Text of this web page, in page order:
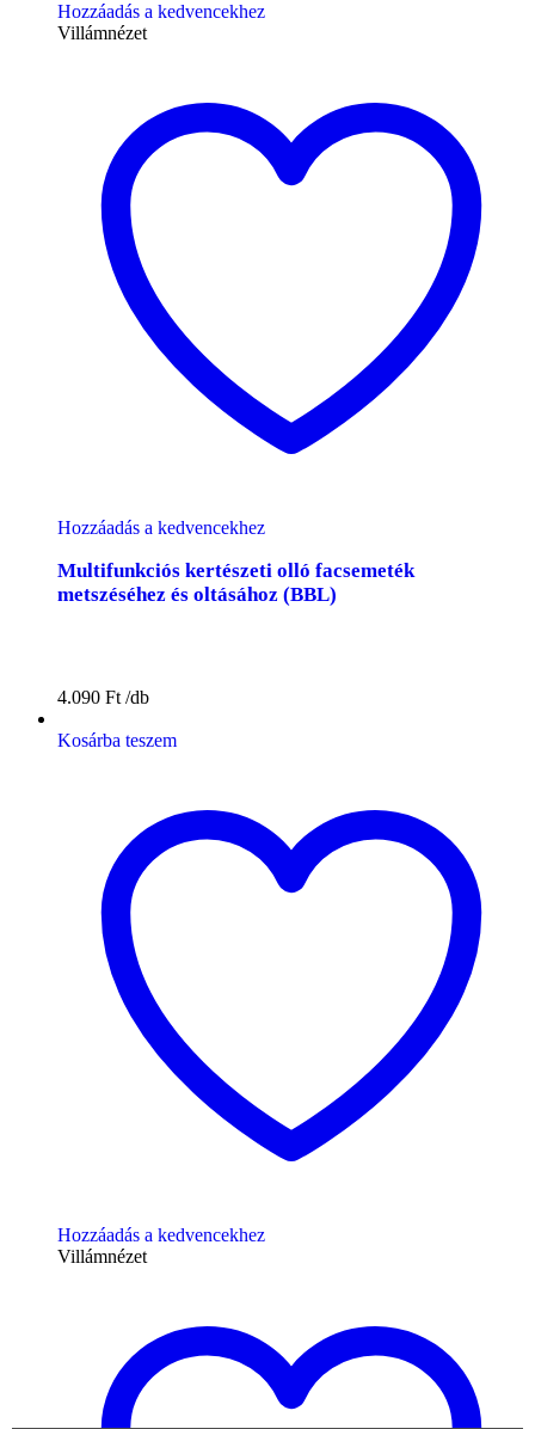
Hozzáadás a kedvencekhez
Villámnézet
Hozzáadás a kedvencekhez
Multifunkciós kertészeti olló facsemeték
metszéséhez és oltásához (BBL)
4.090 Ft
Kosárba teszem
Hozzáadás a kedvencekhez
Villámnézet